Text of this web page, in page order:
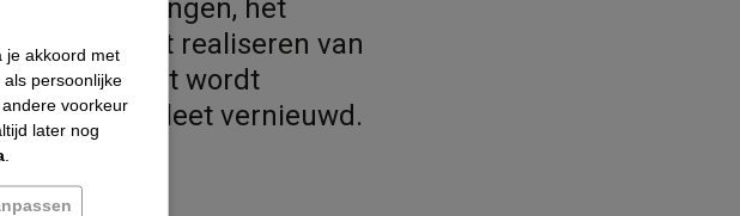
funderingen, het
en het realiseren van
Daarnaast wordt
compleet vernieuwd.
je akkoord met
persoonlijke
voorkeur
later nog